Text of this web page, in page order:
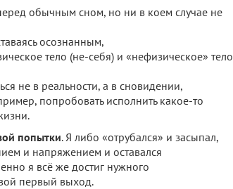
обычным сном, но ни в коем случае не
осознанным,
тело (не-себя) и «нефизическое» тело
не в реальности, а в сновидении,
попробовать исполнить какое-то
попытки. Я либо «отрубался» и засыпал,
и напряжением и оставался
я всё же достиг нужного
первый выход.